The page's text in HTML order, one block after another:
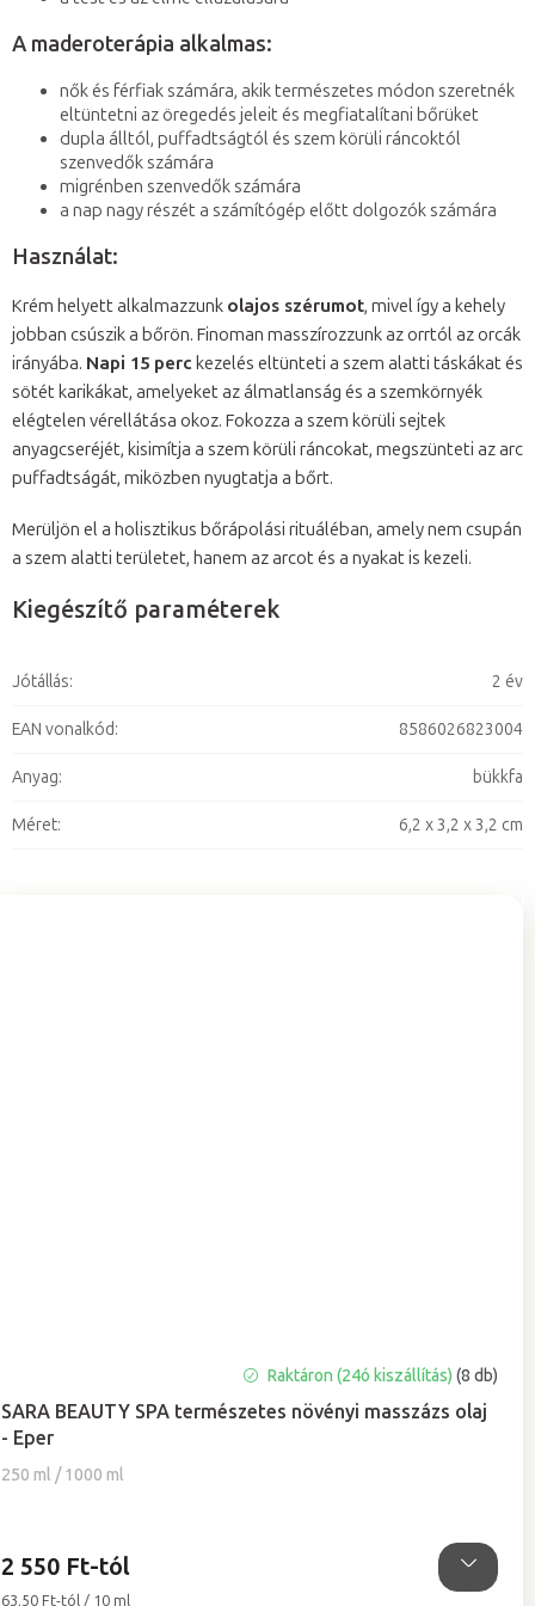
SARA BEAUTY SPA természetes növényi masszázs olaj
- Eper
250 ml / 1000 ml
átlagos
értékelése
5-
Raktáron (24ó kiszállítás)(8 db)
2 550 Ft-tól
Egységár:
63,50 Ft-tól / 10 ml
A maderoterápia alkalmas:
nők és férfiak számára, akik természetes módon szeretnék
eltüntetni az öregedés jeleit és megfiatalítani bőrüket
dupla álltól, puffadtságtól és szem körüli ráncoktól
szenvedők számára
migrénben szenvedők számára
a nap nagy részét a számítógép előtt dolgozók számára
Használat:
Krém helyett alkalmazzunk olajos szérumot, mivel így a kehely
jobban csúszik a bőrön. Finoman masszírozzunk az orrtól az orcák
irányába. Napi 15 perc kezelés eltünteti a szem alatti táskákat és
sötét karikákat, amelyeket az álmatlanság és a szemkörnyék
elégtelen vérellátása okoz. Fokozza a szem körüli sejtek
anyagcseréjét, kisimítja a szem körüli ráncokat, megszünteti az arc
puffadtságát, miközben nyugtatja a bőrt.
Merüljön el a holisztikus bőrápolási rituáléban, amely nem csupán
a szem alatti területet, hanem az arcot és a nyakat is kezeli.
Kiegészítő paraméterek
Jótállás: 2 év
EAN vonalkód: 8586026823004
Anyag: bükkfa
Méret: 6,2 x 3,2 x 3,2 cm